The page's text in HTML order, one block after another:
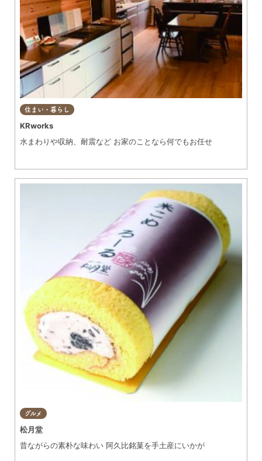
住まい・暮らし
KRworks
水まわりや収納、耐震など お家のことなら何でもお任せ
グルメ
松月堂
昔ながらの素朴な味わい 阿久比銘菓を手土産にいかが